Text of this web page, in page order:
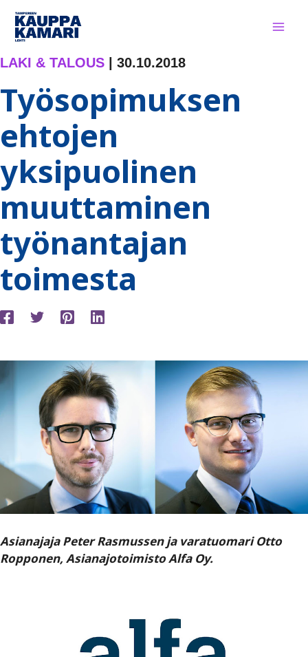
Siirry
sisältöön
LAKI & TALOUS 30.10.2018
Työsopimuksen
ehtojen
yksipuolinen
muuttaminen
työnantajan
toimesta
Asianajaja Peter Rasmussen ja varatuomari Otto
Ropponen, Asianajotoimisto Alfa Oy.